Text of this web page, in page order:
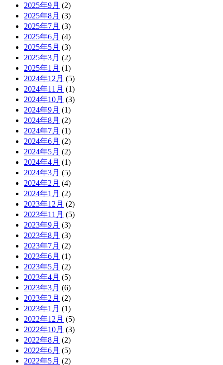
2025年9月 (2)
2025年8月 (3)
2025年7月 (3)
2025年6月 (4)
2025年5月 (3)
2025年3月 (2)
2025年1月 (1)
2024年12月 (5)
2024年11月 (1)
2024年10月 (3)
2024年9月 (1)
2024年8月 (2)
2024年7月 (1)
2024年6月 (2)
2024年5月 (2)
2024年4月 (1)
2024年3月 (5)
2024年2月 (4)
2024年1月 (2)
2023年12月 (2)
2023年11月 (5)
2023年9月 (3)
2023年8月 (3)
2023年7月 (2)
2023年6月 (1)
2023年5月 (2)
2023年4月 (5)
2023年3月 (6)
2023年2月 (2)
2023年1月 (1)
2022年12月 (5)
2022年10月 (3)
2022年8月 (2)
2022年6月 (5)
2022年5月 (2)